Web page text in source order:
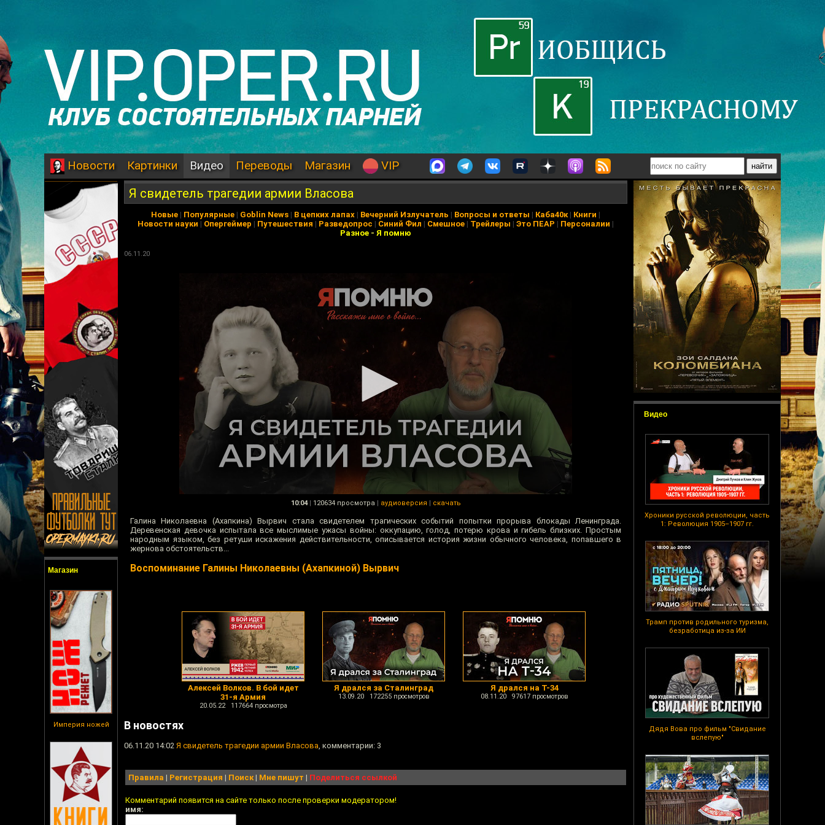
Новости Картинки Видео Переводы Магазин VIP
Магазин
Империя ножей
Видео
Хроники русской революции, часть
1: Революция 1905–1907 гг.
Трамп против родильного туризма,
безработица из-за ИИ
Дядя Вова про фильм "Свидание
вслепую"
Я свидетель трагедии армии Власова
Новые | Популярные | Goblin News | В цепких лапах | Вечерний Излучатель | Вопросы и ответы | Каба40к| Книги |
Новости науки | Опергеймер | Путешествия | Разведопрос | Синий Фил | Смешное | Трейлеры | Это ПЕАР | Персоналии |
Разное - Я помню
06.11.20
10:04 | 120634 просмотра | аудиоверсия | скачать
Галина Николаевна (Ахапкина) Вырвич стала свидетелем трагических событий попытки прорыва блокады Ленинграда.
Деревенская девочка испытала все мыслимые ужасы войны: оккупацию, голод, потерю крова и гибель близких. Простым
народным языком, без ретуши искажения действительности, описывается история жизни обычного человека, попавшего в
жернова обстоятельств...
Воспоминание Галины Николаевны (Ахапкиной) Вырвич
Алексей Волков. В бой идет
31-я Армия
20.05.22 117664 просмотра
Я дрался за Сталинград
13.09.20 172255 просмотров
Я дрался на Т-34
08.11.20 97617 просмотров
В новостях
06.11.20 14:02 Я свидетель трагедии армии Власова, комментарии: 3
Правила | Регистрация | Поиск| Мне пишут | Поделиться ссылкой
Комментарий появится на сайте только после проверки модератором!
имя: